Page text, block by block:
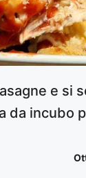
e si
da incubo